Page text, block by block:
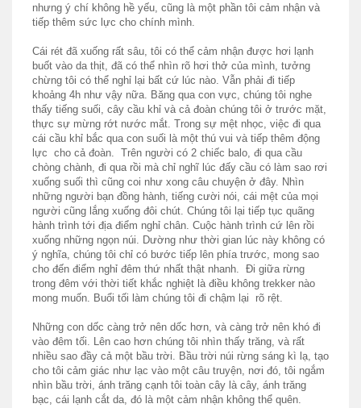
nhưng ý chí không hề yếu, cũng là một phần tôi cảm nhận và
tiếp thêm sức lực cho chính mình.
Cái rét đã xuống rất sâu, tôi có thể cảm nhận được hơi lạnh
buốt vào da thịt, đã có thể nhìn rõ hơi thở của mình, tưởng
chừng tôi có thể nghỉ lại bất cứ lúc nào. Vẫn phải đi tiếp
khoảng 4h như vậy nữa. Băng qua con vực, chúng tôi nghe
thấy tiếng suối, cây cầu khỉ và cả đoàn chúng tôi ở trước mặt,
thực sự mừng rớt nước mắt. Trong sự mệt nhọc, việc đi qua
cái cầu khỉ bắc qua con suối là một thú vui và tiếp thêm động
lực cho cả đoàn. Trên người có 2 chiếc balo, đi qua cầu
chòng chành, đi qua rồi mà chỉ nghĩ lúc đấy cầu có làm sao rơi
xuống suối thì cũng coi như xong câu chuyện ở đây. Nhìn
những người bạn đồng hành, tiếng cười nói, cái mệt của mọi
người cũng lắng xuống đôi chút. Chúng tôi lại tiếp tục quãng
hành trình tới địa điểm nghỉ chân. Cuộc hành trình cứ lên rồi
xuống những ngọn núi. Dường như thời gian lúc này không có
ý nghĩa, chúng tôi chỉ có bước tiếp lên phía trước, mong sao
cho đến điểm nghỉ đêm thứ nhất thật nhanh. Đi giữa rừng
trong đêm với thời tiết khắc nghiệt là điều không trekker nào
mong muốn. Buổi tối làm chúng tôi đi chậm lại rõ rệt.
Những con dốc càng trở nên dốc hơn, và càng trở nên khó đi
vào đêm tối. Lên cao hơn chúng tôi nhìn thấy trăng, và rất
nhiều sao đầy cả một bầu trời. Bầu trời núi rừng sáng kì lạ, tạo
cho tôi cảm giác như lạc vào một câu truyện, nơi đó, tôi ngắm
nhìn bầu trời, ánh trăng cạnh tôi toàn cây là cây, ánh trăng
bạc, cái lạnh cắt da, đó là một cảm nhận không thể quên.